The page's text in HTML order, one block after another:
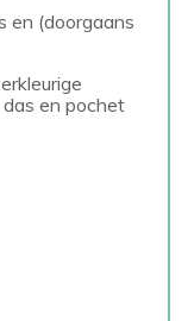
en (doorgaans
en pochet